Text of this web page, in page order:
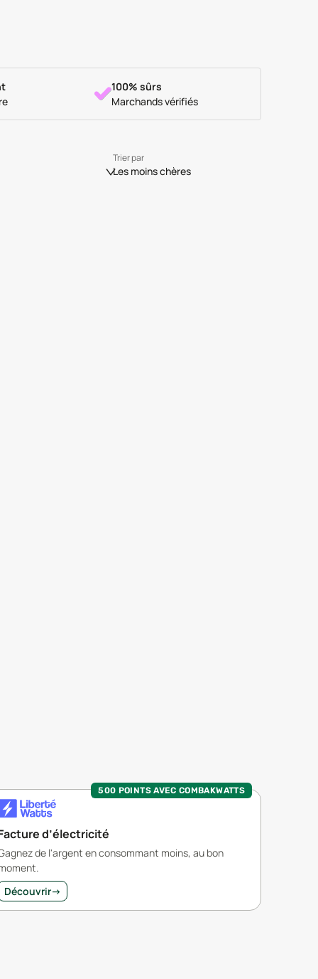
100% sûrs
Marchands vérifiés
Trier par
Les moins chères
500 POINTS AVEC COMBAKWATTS
d’électricité
de l'argent en consommant moins, au bon
Découvrir→